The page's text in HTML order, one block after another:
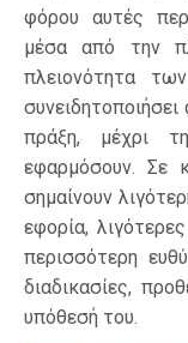
φόρου αυτές
μέσα από την
πλειονότητα
πράξη, μέχρι
εφαρμόσουν. Σε
σημαίνουν
εφορία,
περισσότερη
διαδικασίες,
υπόθεσή του.